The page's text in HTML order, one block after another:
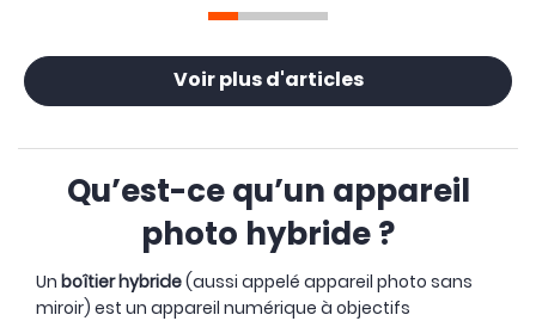
Voir plus d'articles
Qu’est-ce qu’un appareil
photo hybride ?
Un boîtier hybride(aussi appelé appareil photo sans
miroir) est un appareil numérique à objectifs